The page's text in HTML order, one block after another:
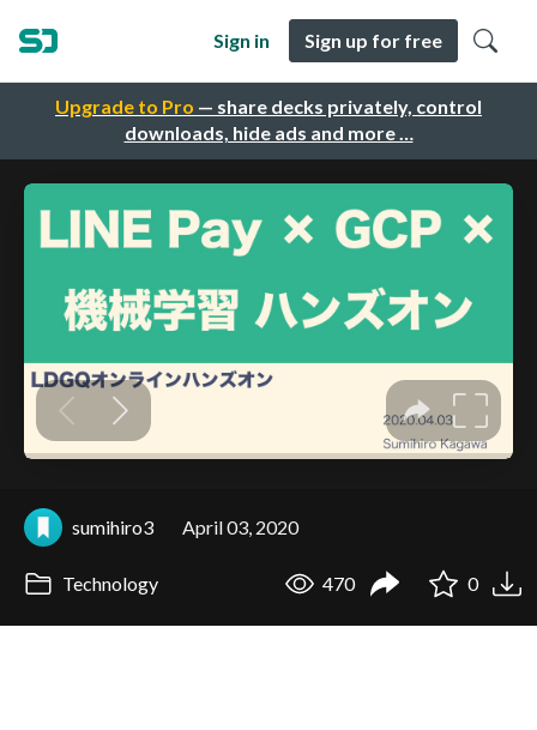
Upgrade to Pro — share decks privately, control
downloads, hide ads and more …
Sign in Sign up for free
sumihiro3 April 03, 2020
Technology 470 0